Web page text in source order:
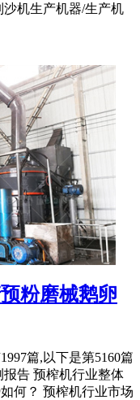
沙机生产机器/生产机
粉磨械鹅卵
篇,以下是第5160篇
告 预榨机行业整体
何？ 预榨机行业市场